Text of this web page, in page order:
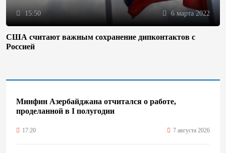
15:50 6 марта 2022
США считают важным сохранение дипконтактов с
Россией
Минфин Азербайджана отчитался о работе,
проделанной в I полугодии
17:20 7 августа 2026